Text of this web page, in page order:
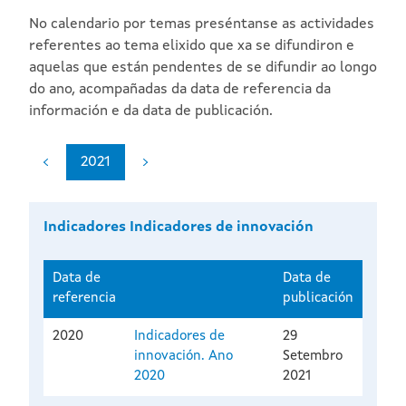
No calendario por temas preséntanse as actividades
referentes ao tema elixido que xa se difundiron e
aquelas que están pendentes de se difundir ao longo
do ano, acompañadas da data de referencia da
información e da data de publicación.
2021
Indicadores Indicadores de innovación
Data de
referencia
Data de
publicación
2020
Indicadores de
innovación. Ano
2020
29
Setembro
2021